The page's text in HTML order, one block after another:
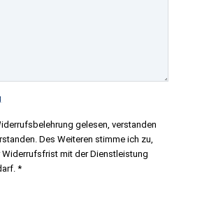
gelesen, verstanden
Des Weiteren stimme ich zu,
mit der Dienstleistung
*